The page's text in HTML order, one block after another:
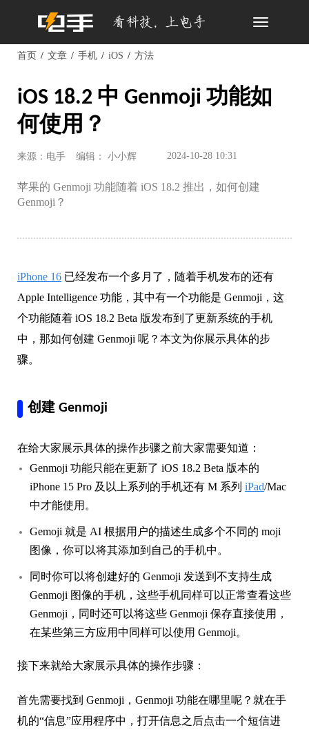
Toggle
首页 文章 手机 iOS 方法
iOS 18.2 中 Genmoji 功能如
何使用？
来源：电手 编辑： 小小辉 2024-10-28 10:31
苹果的 Genmoji 功能随着 iOS 18.2 推出，如何创建
Genmoji？
iPhone 16 已经发布一个多月了，随着手机发布的还有
Apple Intelligence 功能，其中有一个功能是 Genmoji，这
个功能随着 iOS 18.2 Beta 版发布到了更新系统的手机
中，那如何创建 Genmoji 呢？本文为你展示具体的步
骤。
创建 Genmoji
在给大家展示具体的操作步骤之前大家需要知道：
Genmoji 功能只能在更新了 iOS 18.2 Beta 版本的
iPhone 15 Pro 及以上系列的手机还有 M 系列 iPad/Mac
中才能使用。
Gemoji 就是 AI 根据用户的描述生成多个不同的 moji
图像，你可以将其添加到自己的手机中。
同时你可以将创建好的 Genmoji 发送到不支持生成
Genmoji 图像的手机，这些手机同样可以正常查看这些
Genmoji，同时还可以将这些 Genmoji 保存直接使用，
在某些第三方应用中同样可以使用 Genmoji。
接下来就给大家展示具体的操作步骤：
首先需要找到 Genmoji，Genmoji 功能在哪里呢？就在手
机的“信息”应用程序中，打开信息之后点击一个短信进